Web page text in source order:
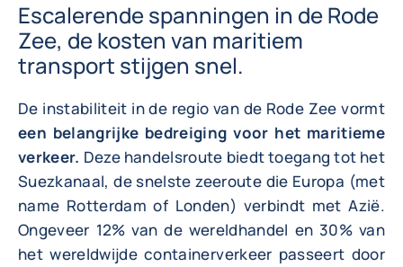
Escalerende spanningen in de Rode
Zee, de kosten van maritiem
transport stijgen snel.
De instabiliteit in de regio van de Rode Zee vormt
een belangrijke bedreiging voor het maritieme
verkeer. Deze handelsroute biedt toegang tot het
Suezkanaal, de snelste zeeroute die Europa (met
name Rotterdam of Londen) verbindt met Azië.
Ongeveer 12% van de wereldhandel en 30% van
het wereldwijde containerverkeer passeert door